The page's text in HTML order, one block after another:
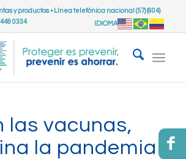
y productos• Línea telefónica nacional (57) (604)
448 0334
IDIOMA
las vacunas,
la pandemia